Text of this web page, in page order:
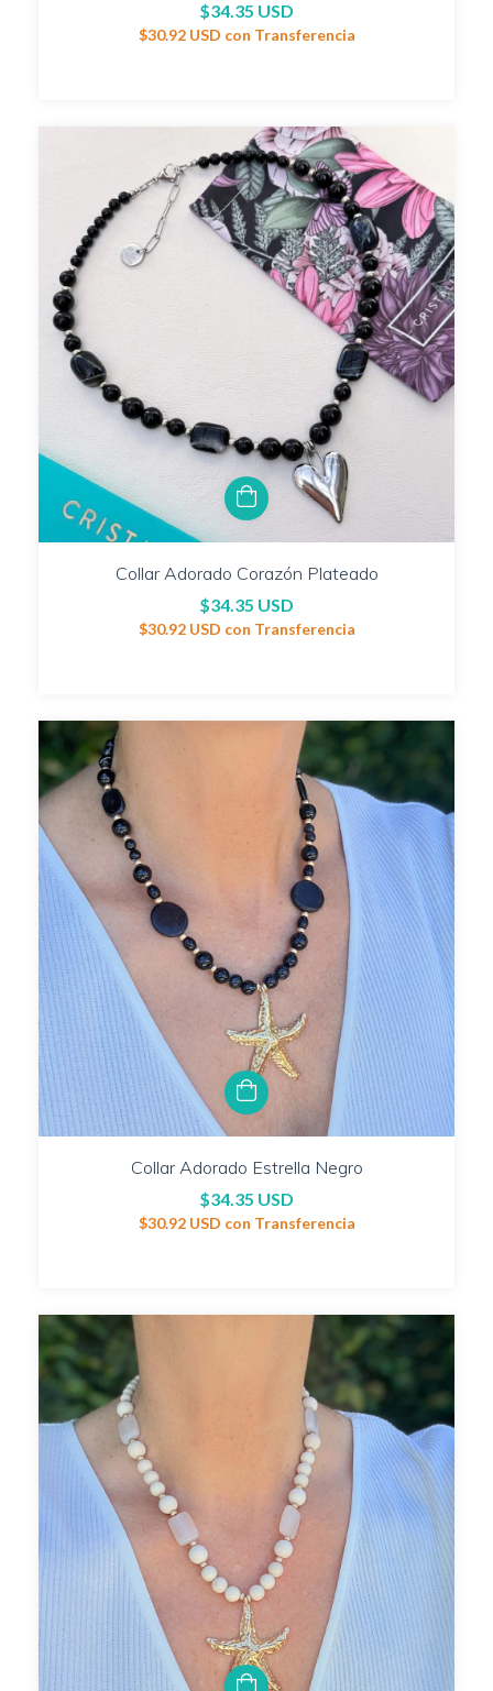
$34.35 USD
$30.92 USD con Transferencia
Collar Adorado Corazón Plateado
$34.35 USD
$30.92 USD con Transferencia
Collar Adorado Estrella Negro
$34.35 USD
$30.92 USD con Transferencia